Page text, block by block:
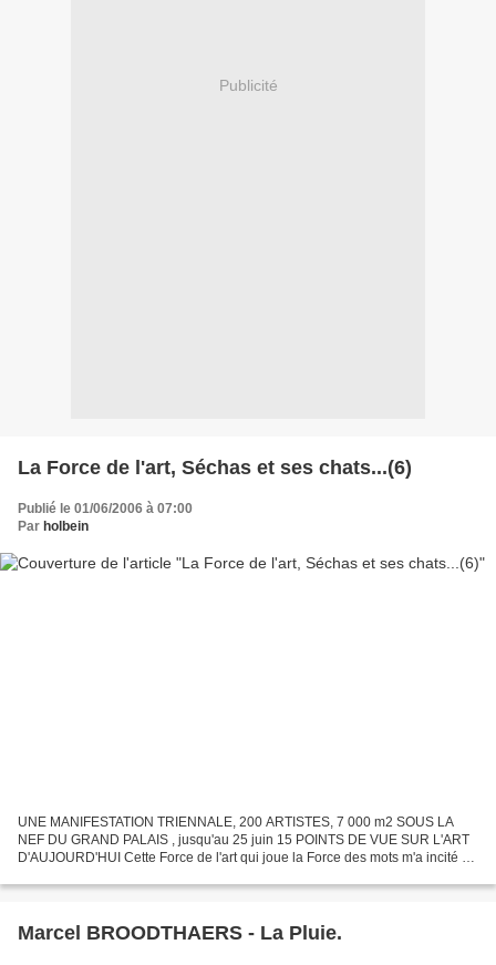
Publicité
La Force de l'art, Séchas et ses chats...(6)
Publié le 01/06/2006 à 07:00
Par holbein
UNE MANIFESTATION TRIENNALE, 200 ARTISTES, 7 000 m2 SOUS LA
NEF DU GRAND PALAIS , jusqu'au 25 juin 15 POINTS DE VUE SUR L'ART
D'AUJOURD'HUI Cette Force de l'art qui joue la Force des mots m'a incité à
Marcel BROODTHAERS - La Pluie.